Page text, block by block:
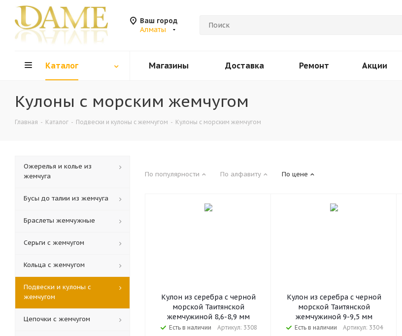
Ваш город
Алматы
Каталог Магазины Доставка Ремонт Акции
Кулоны с морским жемчугом
Главная - Каталог - Подвески и кулоны с жемчугом - Кулоны с морским жемчугом
По популярности По алфавиту По цене
Кулон из серебра с черной
морской Таитянской
жемчужиной 8,6-8,9 мм
Есть в наличии Артикул: 3308
Кулон из серебра с черной
морской Таитянской
жемчужиной 9-9,5 мм
Есть в наличии Артикул: 3304
Ожерелья и колье из
жемчуга
Бусы до талии из жемчуга
Браслеты жемчужные
Серьги с жемчугом
Кольца c жемчугом
Подвески и кулоны с
жемчугом
Цепочки с жемчугом